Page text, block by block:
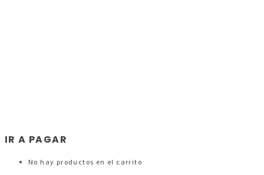
IR A PAGAR
No hay productos en el carrito